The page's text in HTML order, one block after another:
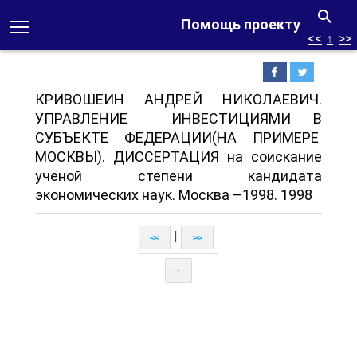
Помощь проекту
<< ↑ >>
КРИВОШЕИН АНДРЕЙ НИКОЛАЕВИЧ.
УПРАВЛЕНИЕ ИНВЕСТИЦИЯМИ В
СУБЪЕКТЕ ФЕДЕРАЦИИ(НА ПРИМЕРЕ
МОСКВЫ). ДИССЕРТАЦИЯ на соискание
учёной степени кандидата
экономических наук. Москва –1998. 1998
<< >>
↑